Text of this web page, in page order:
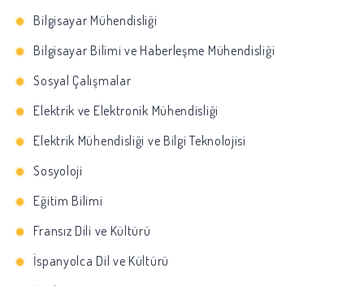
Bilgisayar Mühendisliği
Bilgisayar Bilimi ve Haberleşme Mühendisliği
Sosyal Çalışmalar
Elektrik ve Elektronik Mühendisliği
Elektrik Mühendisliği ve Bilgi Teknolojisi
Sosyoloji
Eğitim Bilimi
Fransız Dili ve Kültürü
İspanyolca Dil ve Kültürü